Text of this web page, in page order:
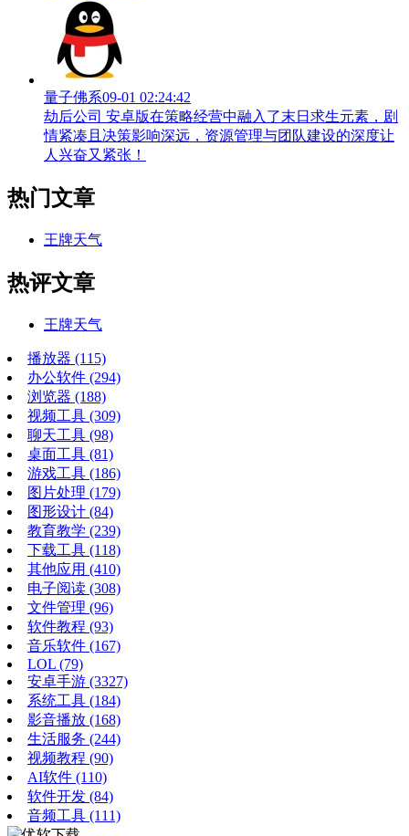
量子佛系09-01 02:24:42
劫后公司 安卓版在策略经营中融入了末日求生元素，剧
情紧凑且决策影响深远，资源管理与团队建设的深度让
人兴奋又紧张！
热门文章
王牌天气
热评文章
王牌天气
播放器 (115)
办公软件 (294)
浏览器 (188)
视频工具 (309)
聊天工具 (98)
桌面工具 (81)
游戏工具 (186)
图片处理 (179)
图形设计 (84)
教育教学 (239)
下载工具 (118)
其他应用 (410)
电子阅读 (308)
文件管理 (96)
软件教程 (93)
音乐软件 (167)
LOL (79)
安卓手游 (3327)
系统工具 (184)
影音播放 (168)
生活服务 (244)
视频教程 (90)
AI软件 (110)
软件开发 (84)
音频工具 (111)